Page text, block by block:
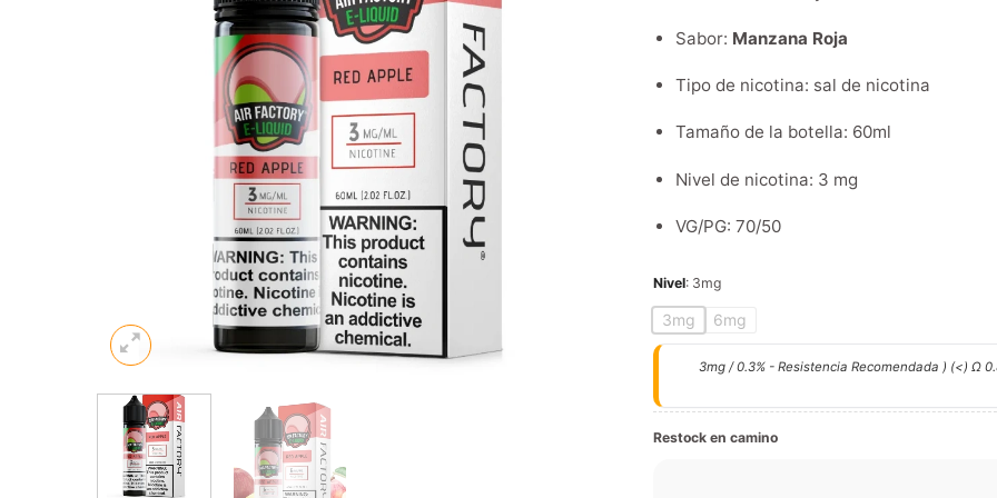
Sabor: Manzana Roja
Tipo de nicotina: sal de nicotina
Tamaño de la botella: 60ml
Nivel de nicotina: 3 mg
VG/PG: 70/50
Nivel: 3mg
3mg 6mg
3mg / 0.3% - Resistencia Recomendada ) (<) Ω
Restock en camino